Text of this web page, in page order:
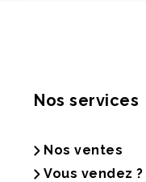
Nos services
Nos ventes
Vous vendez ?